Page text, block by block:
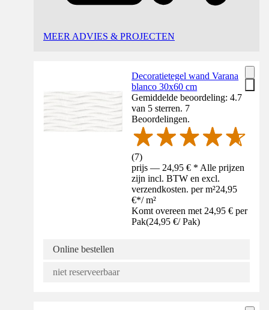
MEER ADVIES & PROJECTEN
Decoratietegel wand Varana
blanco 30x60 cm
Gemiddelde beoordeling: 4.7
van 5 sterren. 7
Beoordelingen.
(7)
prijs — 24,95 € * Alle prijzen
zijn incl. BTW en excl.
verzendkosten. per m²24,95
€*/ m²
Komt overeen met 24,95 € per
Pak(24,95 €/ Pak)
Online bestellen
niet reserveerbaar